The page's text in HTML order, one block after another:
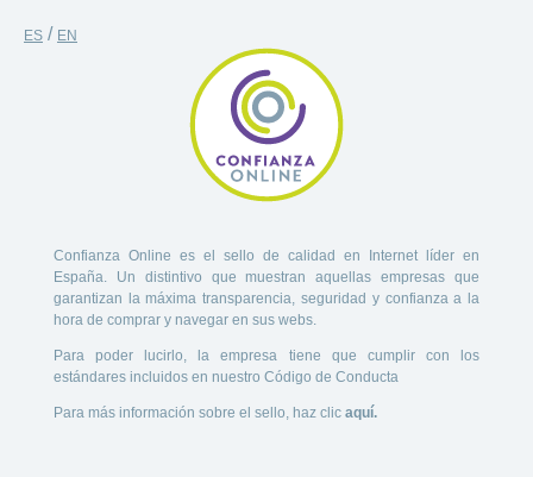
ES / EN
Confianza Online es el sello de calidad en Internet líder en
España. Un distintivo que muestran aquellas empresas que
garantizan la máxima transparencia, seguridad y confianza a la
hora de comprar y navegar en sus webs.
Para poder lucirlo, la empresa tiene que cumplir con los
estándares incluidos en nuestro Código de Conducta
Para más información sobre el sello, haz clic aquí.